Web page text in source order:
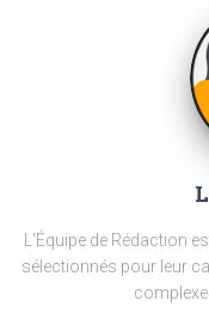
L'Équipe de Rédaction
sélectionnés pour leur